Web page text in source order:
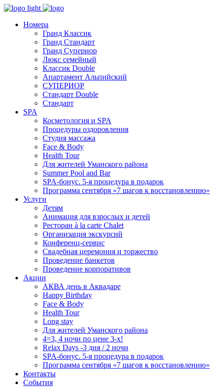
Номера
Гранд Классик
Гранд Стандарт
Гранд Супериор
Люкс семейный
Классик Double
Апартамент Альпийский
СУПЕРИОР
Стандарт Double
Стандарт
SPA
Косметология и SPA
Процедуры оздоровления
Студия массажа
Face & Body
Health Tour
Для жителей Уманского района
Summer Pool and Bar
SPA-бонус. 5-я процедура в подарок
Программа сентября «7 шагов к восстановлению»
Услуги
Детям
Анимация для взрослых и детей
Ресторан à la carte Chalet
Организация экскурсий
Конференц-сервис
Свадебная церемония и торжество
Проведение банкетов
Проведение корпоративов
Акции
АКВА день в Аквадаре
Happy Birthday
Face & Body
Health Tour
Long stay
Для жителей Уманского района
4=3, 4 ночи по цене 3-х!
Relax Days -3 дня / 2 ночи
SPA-бонус. 5-я процедура в подарок
Программа сентября «7 шагов к восстановлению»
Контакты
События